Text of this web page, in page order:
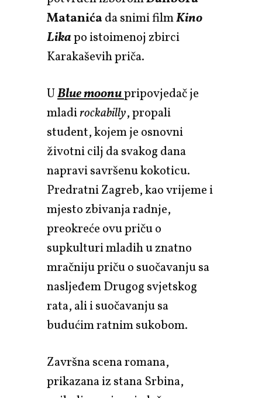
Matanićada snimi filmKino
Likapo istoimenoj zbirci
Karakaševih priča.
UBlue moonupripovjedač je
mladirockabilly, propali
student, kojem je osnovni
životni cilj da svakog dana
napravi savršenu kokoticu.
Predratni Zagreb, kao vrijeme i
mjesto zbivanja radnje,
preokreće ovu priču o
supkulturi mladih u znatno
mračniju priču o suočavanju sa
nasljeđem Drugog svjetskog
rata, ali i suočavanju sa
budućim ratnim sukobom.
Završna scena romana,
prikazana iz stana Srbina,